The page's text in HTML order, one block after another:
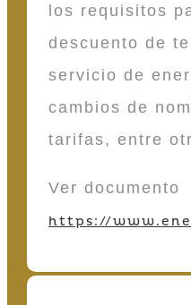
los requisitos
descuento de
servicio de
cambios de
tarifas, entre
Ver documento
https://